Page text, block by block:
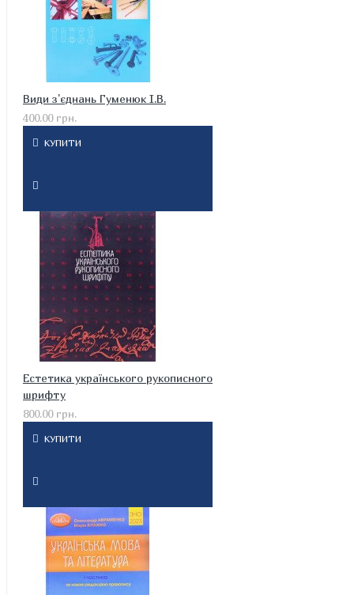
Види з'єднань Гуменюк І.В.
400.00 грн.
КУПИТИ
Естетика українського рукописного
шрифту
800.00 грн.
КУПИТИ